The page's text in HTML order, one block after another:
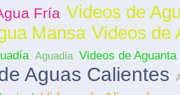
Fría Videos de
Mansa Videos de
Aguadía Videos de Aguanta
Aguas Calientes